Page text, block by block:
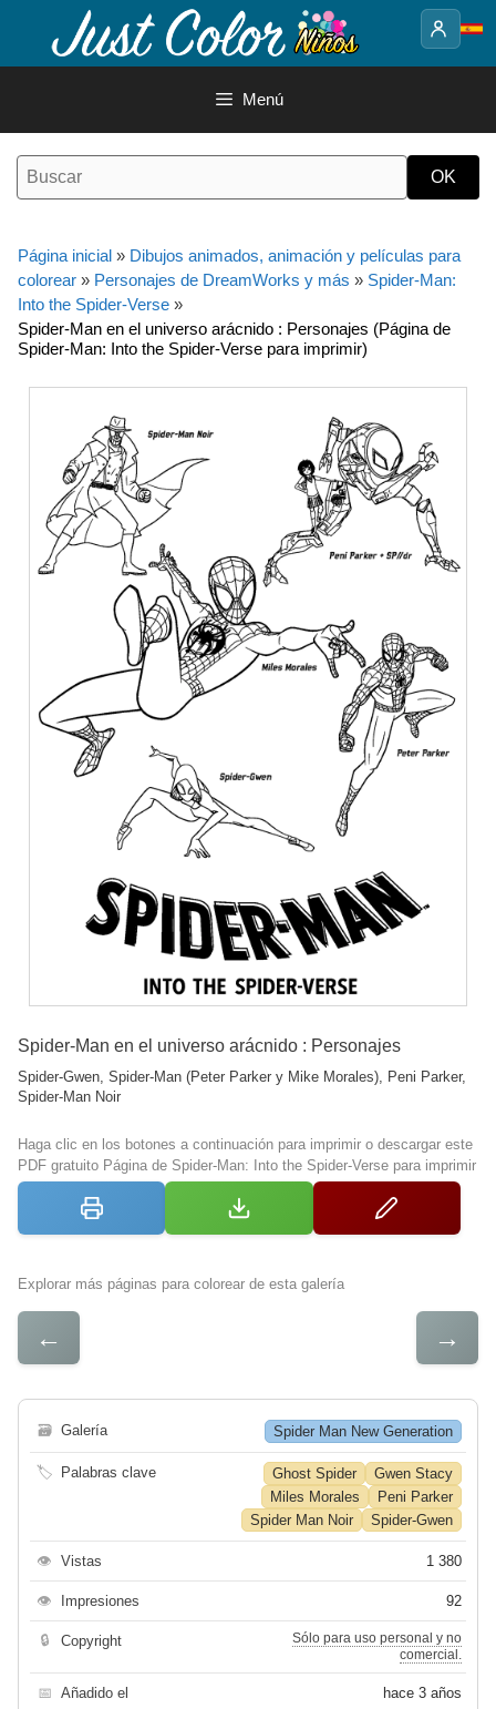
contenido
Menú
Página inicial » Dibujos animados, animación y películas para
colorear » Personajes de DreamWorks y más » Spider-Man:
Into the Spider-Verse »
Spider-Man en el universo arácnido : Personajes (Página de
Spider-Man: Into the Spider-Verse para imprimir)
Spider-Man en el universo arácnido : Personajes
Spider-Gwen, Spider-Man (Peter Parker y Mike Morales), Peni Parker,
Spider-Man Noir
Haga clic en los botones a continuación para imprimir o descargar este
PDF gratuito Página de Spider-Man: Into the Spider-Verse para imprimir
Explorar más páginas para colorear de esta galería
← →
🗃 Galería Spider Man New Generation
🏷 Palabras clave Ghost Spider
Gwen Stacy
Miles Morales
Peni Parker
Spider Man Noir
Spider-Gwen
👁 Vistas 1 380
👁 Impresiones 92
🔒 Copyright
Sólo para uso personal y no
comercial.
📅 Añadido el hace 3 años